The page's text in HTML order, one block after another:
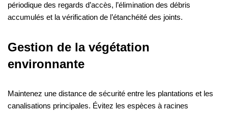
périodique des regards d’accès, l’élimination des débris
accumulés et la vérification de l’étanchéité des joints.
Gestion de la végétation
environnante
Maintenez une distance de sécurité entre les plantations et les
canalisations principales. Évitez les espèces à racines